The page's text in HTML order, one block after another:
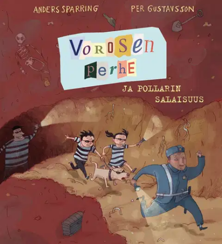
Ei saatavilla
Tuotekuvaus
Nelli herää aikaisin ja löytää ulkoa väsyneen Jeppe Pollarin. Jeppe
väittää, että hänen talossaan kummittelee, ja siksi hän on nukkunut
koko yön nurmikolla. Rohkea Nelli tutkii talon ja löytää
makuuhuoneen lipaston päältä Kansallismuseosta varastetun
kultatimantin. Mitä kummaa - Jeppe Pollarihan on poliisi! Nelli,
Viivi-äiti ja Otto-isä päättävät pihistää timantin, mutta isoveli-Niilo
on huolissaan. Hän ei halua Jepen pahoittavan mieltään.
Ryöstöaikeet kuitenkin kariutuvat, sillä sekä Jeppe Pollari että
kultatimantti katoavat jäljettömiin. Hetkinen, onhan tuolla jälkiä -
Jepen ja kummituksen multaisia jalanjälkiä, jotka johtavat suoraan
pimeään tunneliin... Vorosen rosvoperheestä kertovat tarinat
hurmaavat riemukkaalla huumorillaan. Helppolukuiset ja runsaasti
kuvitetut kirjat ovat täydellinen silta kuva- ja lukukirjojen välillä 6-9-
Näytä lisää tuotekuvausta